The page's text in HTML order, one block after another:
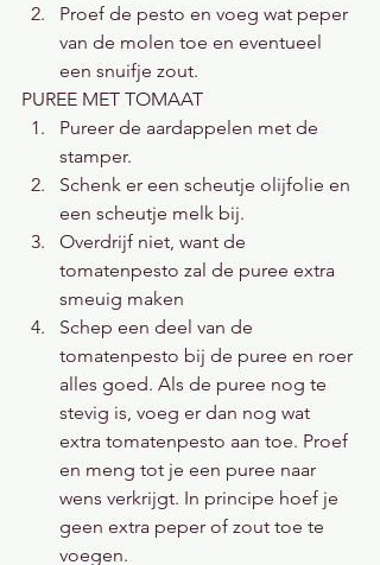
Proef de pesto en voeg wat peper
van de molen toe en eventueel
een snuifje zout.
PUREE MET TOMAAT
Pureer de aardappelen met de
stamper.
Schenk er een scheutje olijfolie en
een scheutje melk bij.
Overdrijf niet, want de
tomatenpesto zal de puree extra
smeuig maken
Schep een deel van de
tomatenpesto bij de puree en roer
alles goed. Als de puree nog te
stevig is, voeg er dan nog wat
extra tomatenpesto aan toe. Proef
en meng tot je een puree naar
wens verkrijgt. In principe hoef je
geen extra peper of zout toe te
voegen.